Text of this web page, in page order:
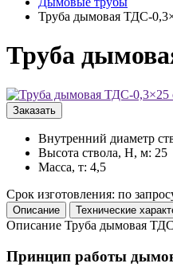
Труба дымовая ТДС-
Труба
Заказать
Внутренний диаметр
Высота ствола, H, м: 25
Масса, т: 4,5
Срок изготовления: по
Описание Технические
Описание Труба дымовая
Принцип работы